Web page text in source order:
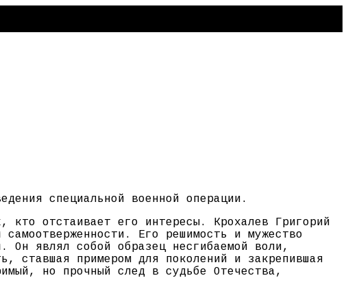
специальной военной операции.
кто отстаивает его интересы. Крохалев Григорий
Его решимость и мужество
Он являл собой образец несгибаемой воли,
ставшая примером для поколений и закрепившая
но прочный след в судьбе Отечества,